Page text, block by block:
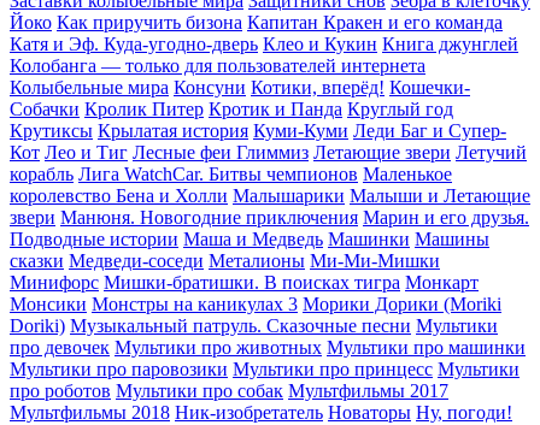
Йоко Как приручить бизона Капитан Кракен и его команда
Катя и Эф. Куда-угодно-дверь Клео и Кукин Книга джунглей
Колобанга — только для пользователей интернета
Колыбельные мира Консуни Котики, вперёд! Кошечки-
Собачки Кролик Питер Кротик и Панда Круглый год
Крутиксы Крылатая история Куми-Куми Леди Баг и Супер-
Кот Лео и Тиг Лесные феи Глиммиз Летающие звери Летучий
корабль Лига WatchCar. Битвы чемпионов Маленькое
королевство Бена и Холли Малышарики Малыши и Летающие
звери Манюня. Новогодние приключения Марин и его друзья.
Подводные истории Маша и Медведь Машинки Машины
сказки Медведи-соседи Металионы Ми-Ми-Мишки
Минифорс Мишки-братишки. В поисках тигра Монкарт
Монсики Монстры на каникулах 3 Морики Дорики (Moriki
Doriki) Музыкальный патруль. Сказочные песни Мультики
про девочек Мультики про животных Мультики про машинки
Мультики про паровозики Мультики про принцесс Мультики
про роботов Мультики про собак Мультфильмы 2017
Мультфильмы 2018 Ник-изобретатель Новаторы Ну, погоди!